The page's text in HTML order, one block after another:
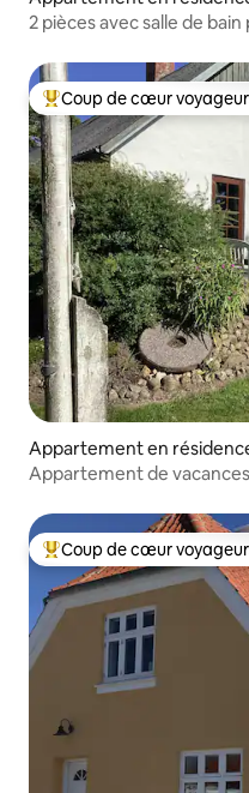
2 pièces avec salle de
Coups de cœur
Coup de cœur
Appartement en
Appartement de
Coups de cœur
Coup de cœur